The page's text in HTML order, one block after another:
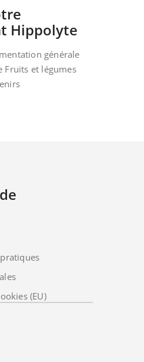
Hippolyte
générale
Fruits et légumes
(EU)